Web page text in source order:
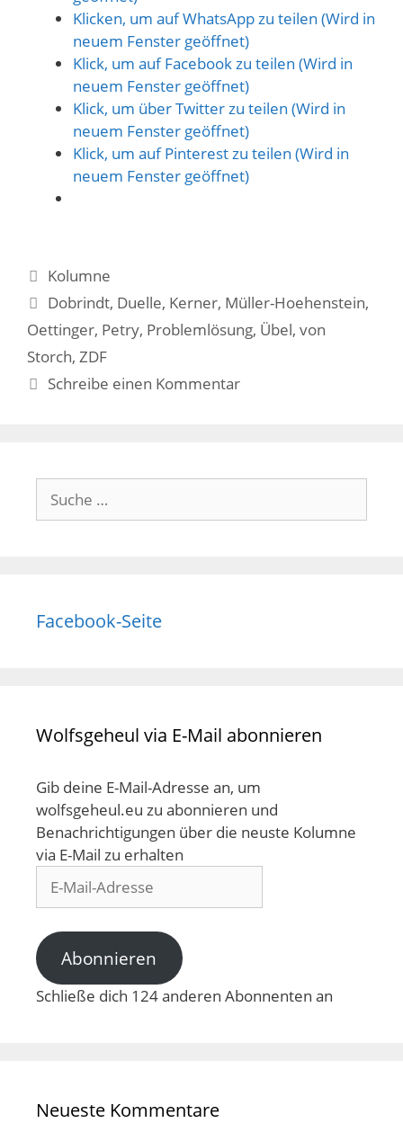
Klicken, um auf WhatsApp zu teilen (Wird in
neuem Fenster geöffnet)
Klick, um auf Facebook zu teilen (Wird in
neuem Fenster geöffnet)
Klick, um über Twitter zu teilen (Wird in
neuem Fenster geöffnet)
Klick, um auf Pinterest zu teilen (Wird in
neuem Fenster geöffnet)
Kategorien
Kolumne
Schlagwörter
Dobrindt, Duelle, Kerner, Müller-Hoehenstein,
Oettinger, Petry, Problemlösung, Übel, von
Storch, ZDF
Schreibe einen Kommentar
Suche
nach:
Facebook-Seite
Wolfsgeheul via E-Mail abonnieren
Gib deine E-Mail-Adresse an, um
wolfsgeheul.eu zu abonnieren und
Benachrichtigungen über die neuste Kolumne
via E-Mail zu erhalten
Mail-
Abonnieren
Schließe dich 124 anderen Abonnenten an
Neueste Kommentare